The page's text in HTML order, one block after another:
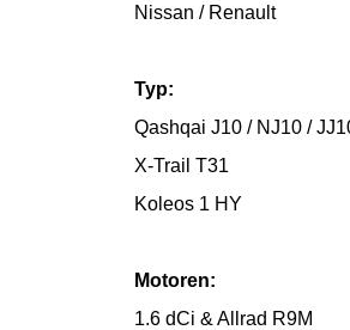
Nissan / Renault
Typ:
Qashqai J10 / NJ10 /
X-Trail T31
Koleos 1 HY
Motoren:
1.6 dCi & Allrad R9M